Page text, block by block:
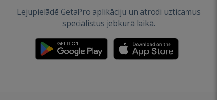
Lejupielādē GetaPro aplikāciju un atrodi uzticamus
speciālistus jebkurā laikā.